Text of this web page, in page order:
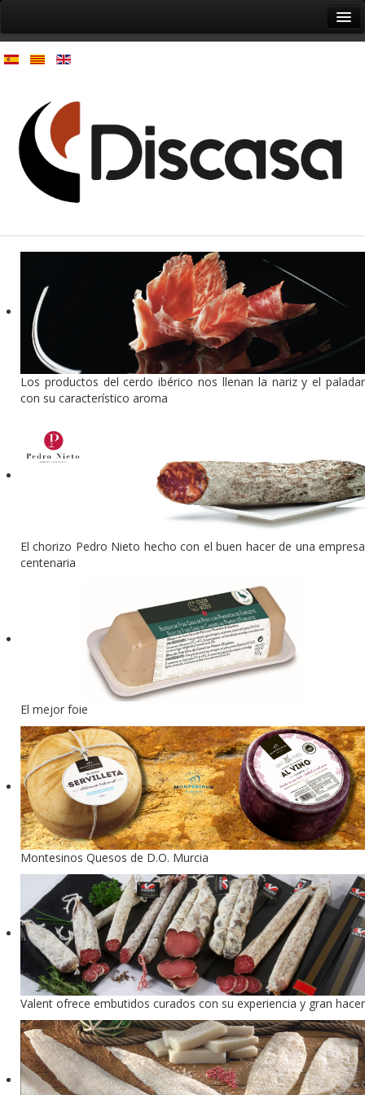
Inici
Productes
Contacte
Los productos del cerdo ibérico nos llenan la nariz y el paladar
con su característico aroma
El chorizo Pedro Nieto hecho con el buen hacer de una empresa
centenaria
El mejor foie
Montesinos Quesos de D.O. Murcia
Valent ofrece embutidos curados con su experiencia y gran hacer